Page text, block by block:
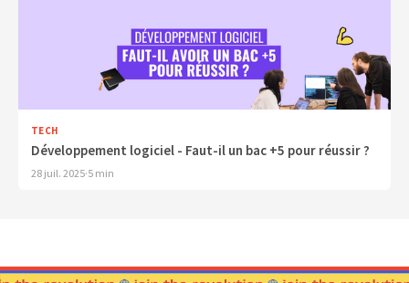
TECH
Développement logiciel - Faut-il un bac +5 pour réussir ?
28 juil. 2025·5 min